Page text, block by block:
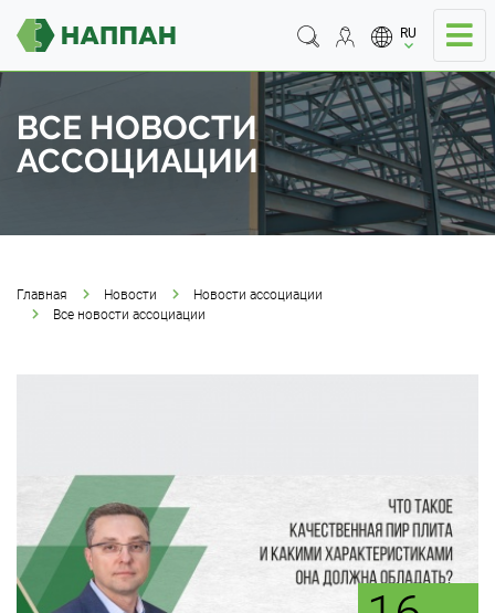
RU
ВСЕ НОВОСТИ
АССОЦИАЦИИ
Главная Новости
Новости ассоциации
Все новости ассоциации